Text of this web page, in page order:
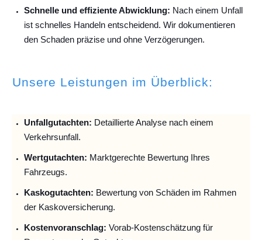
Schnelle und effiziente Abwicklung: Nach einem Unfall
ist schnelles Handeln entscheidend. Wir dokumentieren
den Schaden präzise und ohne Verzögerungen.
Unsere Leistungen im Überblick:
Unfallgutachten: Detaillierte Analyse nach einem
Verkehrsunfall.
Wertgutachten: Marktgerechte Bewertung Ihres
Fahrzeugs.
Kaskogutachten: Bewertung von Schäden im Rahmen
der Kaskoversicherung.
Kostenvoranschlag: Vorab-Kostenschätzung für